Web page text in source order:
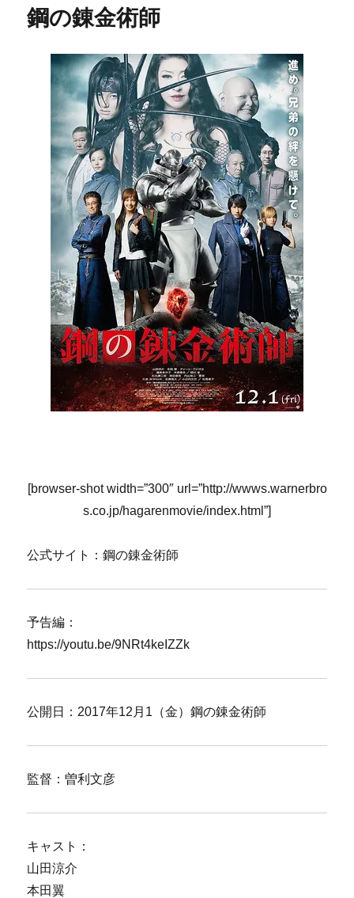
鋼の錬金術師
[browser-shot width=”300″ url=”http://wwws.warnerbro
s.co.jp/hagarenmovie/index.html”]
公式サイト：鋼の錬金術師
予告編：
https://youtu.be/9NRt4keIZZk
公開日：2017年12月1（金）鋼の錬金術師
監督：曽利文彦
キャスト：
山田涼介
本田翼